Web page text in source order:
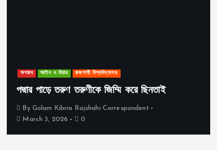
অপরাধ আইন ও বিচার রাজশাহী বিশ্ববিদ্যালয়
পদ্মার পাড়ে তরুণ তরুণীকে জিম্মি করে ছিনতাই
By Golam Kibria Rajshahi Correspondent
March 3, 2026
0